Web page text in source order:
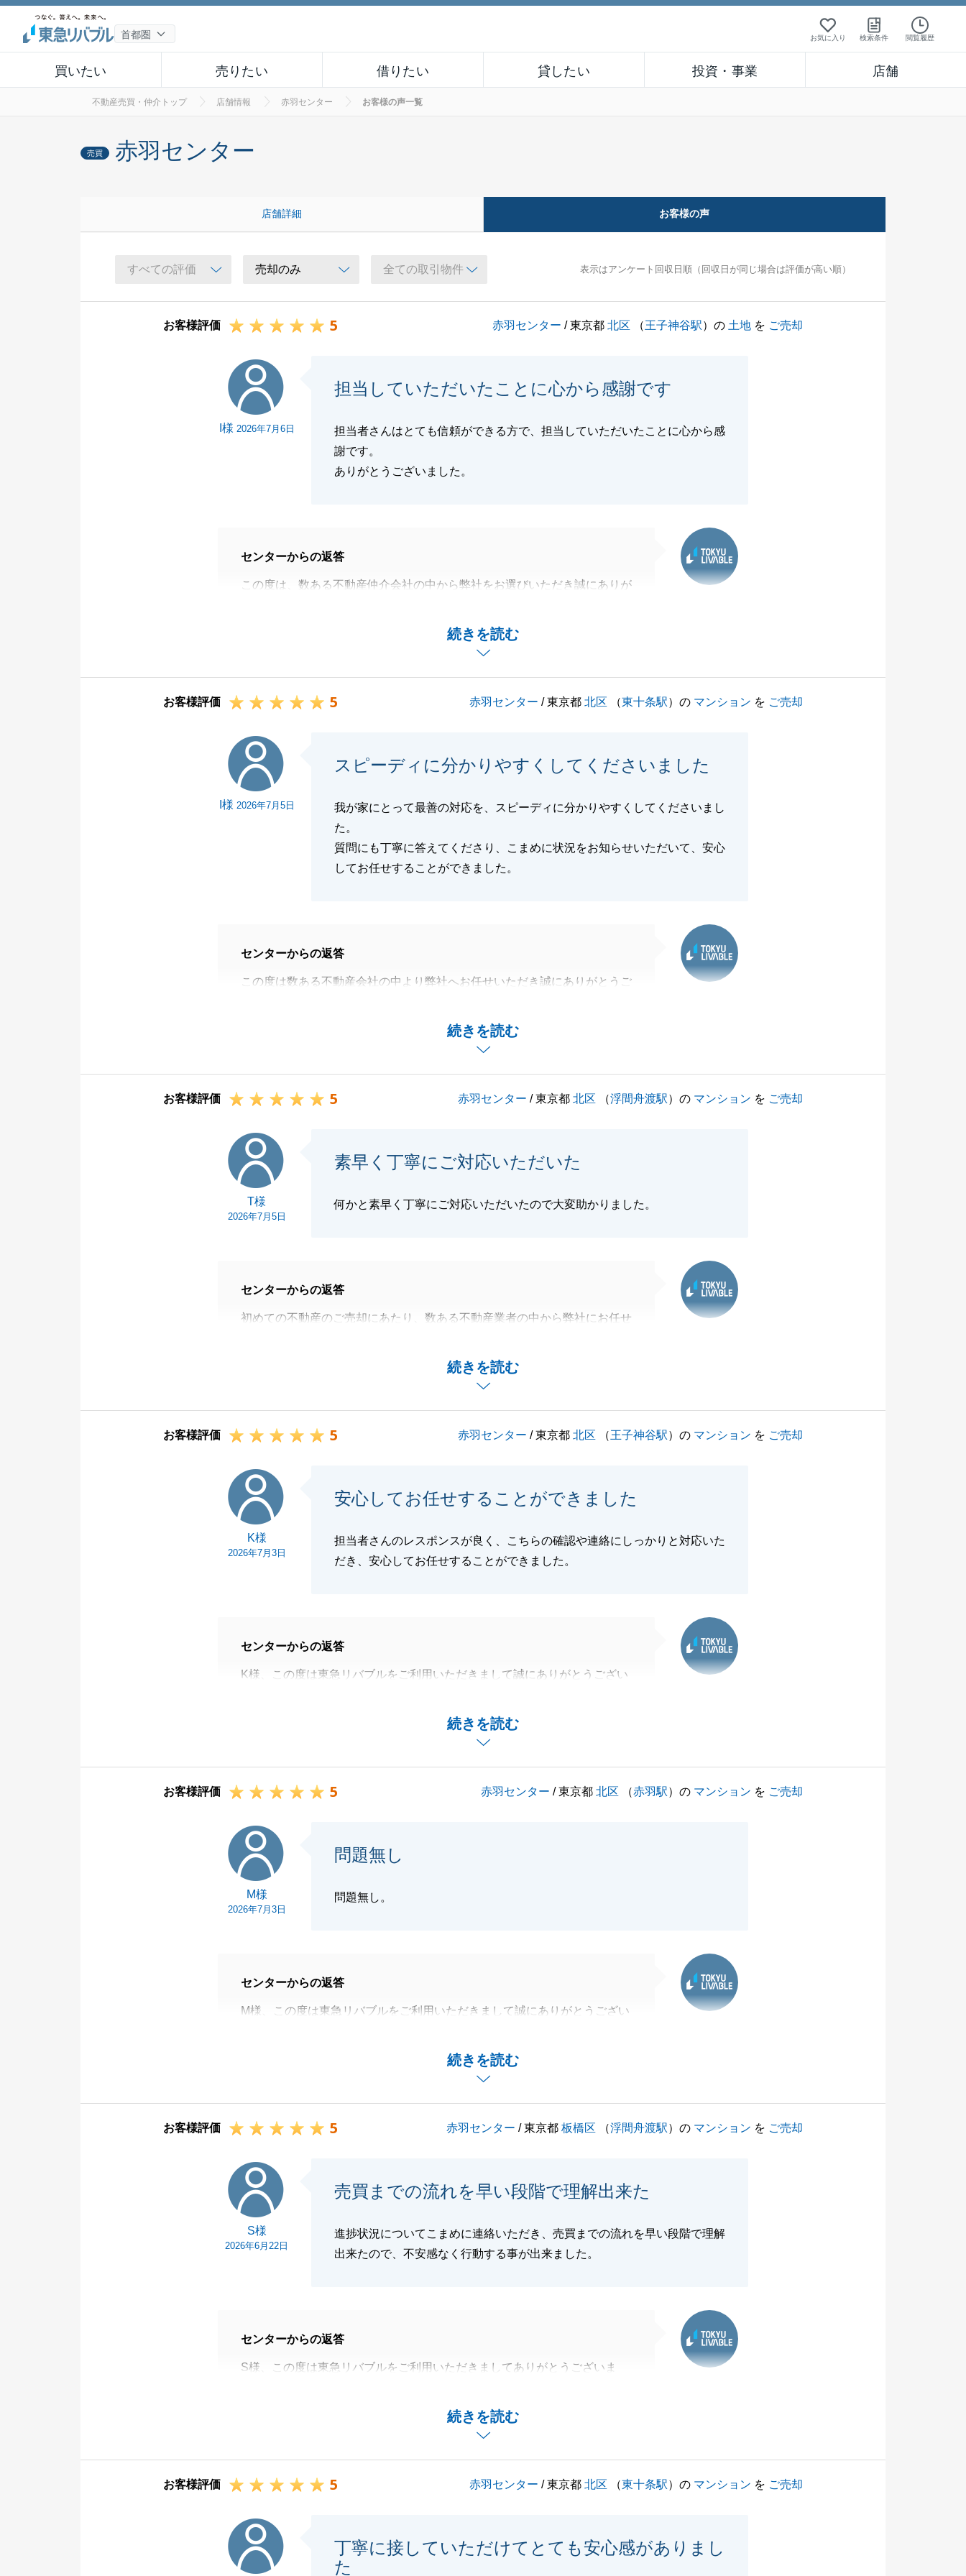
お気に入り 検索条件 閲覧履歴
買いたい 売りたい 借りたい 貸したい 投資・事業 店舗
不動産売買・仲介トップ 店舗情報 赤羽センター お客様の声一覧
売買 赤羽センター
店舗詳細 お客様の声
表示はアンケート回収日順（回収日が同じ場合は評価が高い順）
お客様評価 5 赤羽センター / 東京都北区 （王子神谷駅）の 土地 を ご売却
I様 2026年7月6日
担当していただいたことに心から感謝です
担当者さんはとても信頼ができる方で、担当していただいたことに心から感
謝です。
ありがとうございました。
続きを読む
センターからの返答
この度は、数ある不動産仲介会社の中から弊社をお選びいただき誠にありが
買い手が見つかってから、ご契約、ご決済まで短期間でお話が進み書類のご
この場を借りてお礼申し上げます。
ざいましたらお気軽にご連絡下さいませ。
今後とも何卒よろしくお願い致します。
閉じる
お客様評価 5 赤羽センター / 東京都北区 （東十条駅）の マンション を ご売却
I様 2026年7月5日
スピーディに分かりやすくしてくださいました
我が家にとって最善の対応を、スピーディに分かりやすくしてくださいまし
た。
質問にも丁寧に答えてくださり、こまめに状況をお知らせいただいて、安心
してお任せすることができました。
続きを読む
センターからの返答
この度は数ある不動産会社の中より弊社へお任せいただき誠にありがとうご
i様のご協力があってこその今回のお取引と存じております。
スピーディーに動くということを今後も意識して精進してまいります。
お客様評価 5 赤羽センター / 東京都北区 （浮間舟渡駅）の マンション を ご売却
T様
2026年7月5日
素早く丁寧にご対応いただいた
何かと素早く丁寧にご対応いただいたので大変助かりました。
続きを読む
センターからの返答
初めての不動産のご売却にあたり、数ある不動産業者の中から弊社にお任せ
スムーズな住み替えの実現にお役に立てたことに大変嬉しく思うとともに、
今後とも何卒よろしくお願い申し上げます。
お客様評価 5 赤羽センター / 東京都北区 （王子神谷駅）の マンション を ご売却
K様
2026年7月3日
安心してお任せすることができました
担当者さんのレスポンスが良く、こちらの確認や連絡にしっかりと対応いた
だき、安心してお任せすることができました。
続きを読む
センターからの返答
K様、この度は東急リバブルをご利用いただきまして誠にありがとうござい
K様のご連絡・ご対応も早くてこちらこそ大変助かりました。
ご不安なく進められたとのこと、大変光栄に思います。
お客様評価 5 赤羽センター / 東京都北区 （赤羽駅）の マンション を ご売却
M様
2026年7月3日
問題無し
問題無し。
続きを読む
センターからの返答
M様、この度は東急リバブルをご利用いただきまして誠にありがとうござい
M様、ご共有者様のご協力もありスムーズに進めることができました。
何かございましたらお気軽にご連絡いただけますと幸いです。
お客様評価 5 赤羽センター / 東京都板橋区 （浮間舟渡駅）の マンション を ご売却
S様
2026年6月22日
売買までの流れを早い段階で理解出来た
進捗状況についてこまめに連絡いただき、売買までの流れを早い段階で理解
出来たので、不安感なく行動する事が出来ました。
続きを読む
センターからの返答
S様、この度は東急リバブルをご利用いただきましてありがとうございま
今回のお取引をご不安なく進めることができたとのこと、お力添えいただき
お客様評価 5 赤羽センター / 東京都北区 （東十条駅）の マンション を ご売却
丁寧に接していただけてとても安心感がありまし
た